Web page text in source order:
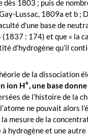
1803 ; puis de
Lussac, 1809a et b ;
d’une base de
(1837 : 174) et que « la
d’hydrogène qu’il
de la dissociation
ion H+, une base
de l’histoire de la
ne pouvait alors
mesure de la
à hydrogène et une